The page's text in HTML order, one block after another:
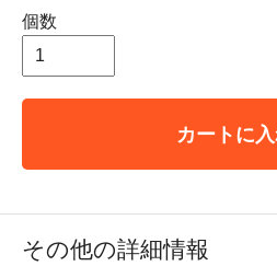
個数
カートに
その他の詳細情報